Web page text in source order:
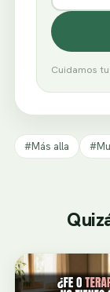
Cuidamos
#Más alla